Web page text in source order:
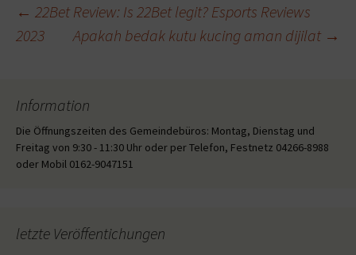
Beitragsnavigation
← 22Bet Review: Is 22Bet legit? Esports Reviews
2023
Apakah bedak kutu kucing aman dijilat →
Information
Die Öffnungszeiten des Gemeindebüros: Montag, Dienstag und
Freitag von 9:30 - 11:30 Uhr oder per Telefon, Festnetz 04266-8988
oder Mobil 0162-9047151
letzte Veröffentichungen